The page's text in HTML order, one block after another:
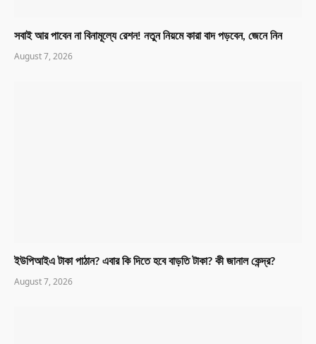
সবাই আর পাবেন না বিনামূল্যে রেশন! নতুন নিয়মে কারা বাদ পড়বেন, জেনে নিন
August 7, 2026
ইউপিআইএ টাকা পাঠান? এবার কি দিতে হবে বাড়তি টাকা? কী জানাল কেন্দ্র?
August 7, 2026